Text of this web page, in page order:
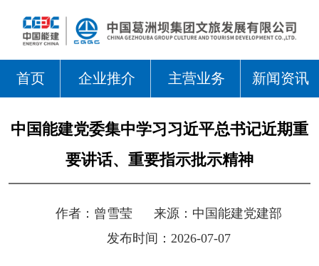
首页 企业推介 主营业务 新闻资讯
中国能建党委集中学习习近平总书记近期重
要讲话、重要指示批示精神
作者： 曾雪莹 来源： 中国能建党建部
发布时间：2026-07-07